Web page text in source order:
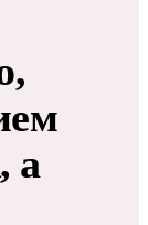
а